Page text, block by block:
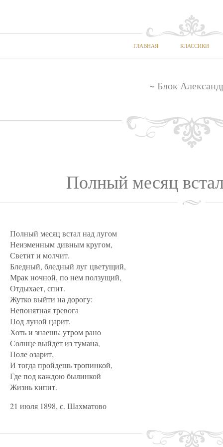
ГЛАВНАЯ КЛАССИКИ
~ Блок
Полный месяц
Полный месяц встал над лугом
Неизменным дивным кругом,
Светит и молчит.
Бледный, бледный луг цветущий,
Мрак ночной, по нем ползущий,
Отдыхает, спит.
Жутко выйти на дорогу:
Непонятная тревога
Под луной царит.
Хоть и знаешь: утром рано
Солнце выйдет из тумана,
Поле озарит,
И тогда пройдешь тропинкой,
Где под каждою былинкой
Жизнь кипит.
21 июля 1898, с. Шахматово